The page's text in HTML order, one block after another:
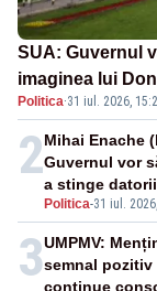
SUA: Guvernul
imaginea lui
Politica·31 iul. 2026,
2
Politica-31 iul.
Mihai Enache
Guvernul vor
a stinge
3UMPMV:
semnal
continue